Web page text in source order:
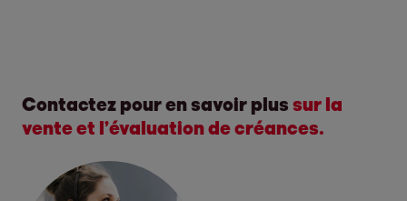
Contactez pour en savoir plus sur la
vente et l’évaluation de créances.